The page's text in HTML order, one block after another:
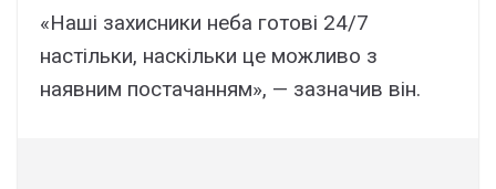
«Наші захисники неба готові 24/7
настільки, наскільки це можливо з
наявним постачанням», — зазначив він.